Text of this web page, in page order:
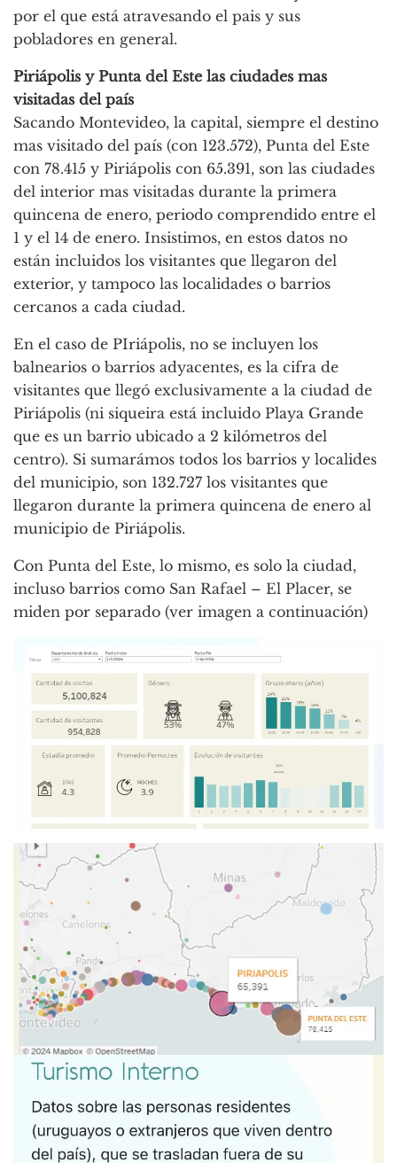
por el que está atravesando el pais y sus
pobladores en general.
Piriápolis y Punta del Este las ciudades mas
visitadas del país
Sacando Montevideo, la capital, siempre el destino
mas visitado del país (con 123.572), Punta del Este
con 78.415 y Piriápolis con 65.391, son las ciudades
del interior mas visitadas durante la primera
quincena de enero, periodo comprendido entre el
1 y el 14 de enero. Insistimos, en estos datos no
están incluidos los visitantes que llegaron del
exterior, y tampoco las localidades o barrios
cercanos a cada ciudad.
En el caso de PIriápolis, no se incluyen los
balnearios o barrios adyacentes, es la cifra de
visitantes que llegó exclusivamente a la ciudad de
Piriápolis (ni siqueira está incluido Playa Grande
que es un barrio ubicado a 2 kilómetros del
centro). Si sumarámos todos los barrios y localides
del municipio, son 132.727 los visitantes que
llegaron durante la primera quincena de enero al
municipio de Piriápolis.
Con Punta del Este, lo mismo, es solo la ciudad,
incluso barrios como San Rafael – El Placer, se
miden por separado (ver imagen a continuación)